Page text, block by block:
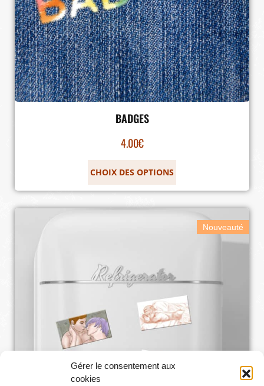
Gérer le consentement aux
cookies
BADGES
4.00€
CHOIX DES OPTIONS
Nouveauté